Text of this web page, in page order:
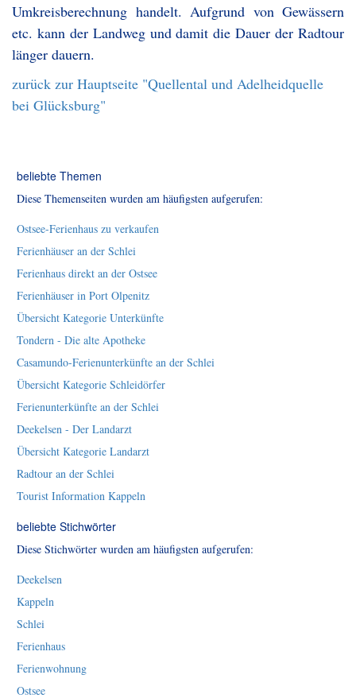
Umkreisberechnung handelt. Aufgrund von Gewässern
etc. kann der Landweg und damit die Dauer der Radtour
länger dauern.
zurück zur Hauptseite "Quellental und Adelheidquelle
bei Glücksburg"
beliebte Themen
Diese Themenseiten wurden am häufigsten aufgerufen:
Ostsee-Ferienhaus zu verkaufen
Ferienhäuser an der Schlei
Ferienhaus direkt an der Ostsee
Ferienhäuser in Port Olpenitz
Übersicht Kategorie Unterkünfte
Tondern - Die alte Apotheke
Casamundo-Ferienunterkünfte an der Schlei
Übersicht Kategorie Schleidörfer
Ferienunterkünfte an der Schlei
Deekelsen - Der Landarzt
Übersicht Kategorie Landarzt
Radtour an der Schlei
Tourist Information Kappeln
beliebte Stichwörter
Diese Stichwörter wurden am häufigsten aufgerufen:
Deekelsen
Kappeln
Schlei
Ferienhaus
Ferienwohnung
Ostsee